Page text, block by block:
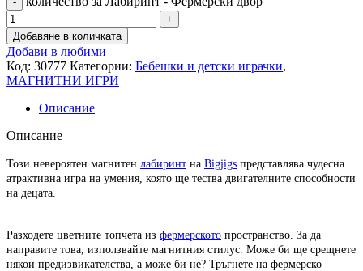
Добавяне в количката
Добави в любими
Код: 30777 Категории: Бебешки и детски играчки,
МАГНИТНИ ИГРИ
Описание
Описание
Този невероятен магнитен лабиринт на Bigjigs представлява чудесна
атрактивна игра на умения, която ще тества двигателните способности
на децата.
Разходете цветните топчета из фермерското пространство. За да
направите това, използвайте магнитния стилус. Може би ще срещнете
някои предизвикателства, а може би не? Тръгнете на фермерско